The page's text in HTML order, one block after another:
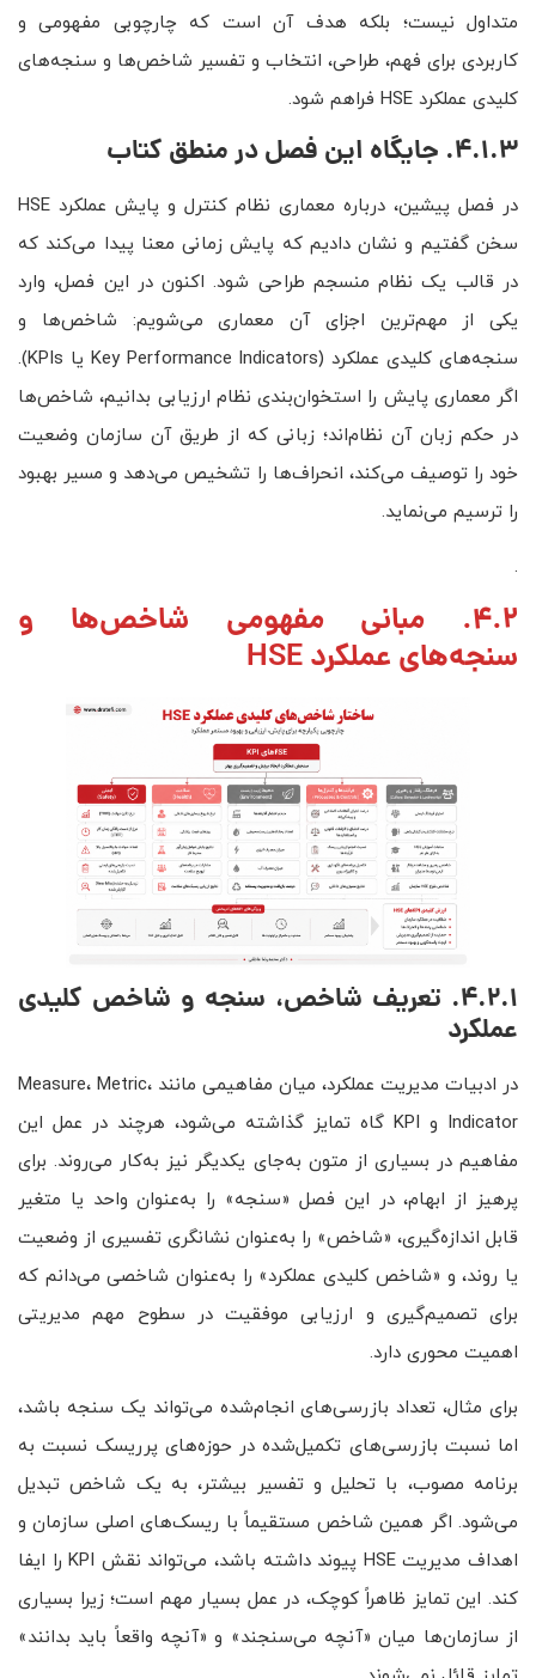
متداول نیست؛ بلکه هدف آن است که چارچوبی مفهومی و
کاربردی برای فهم، طراحی، انتخاب و تفسیر شاخص‌ها و سنجه‌های
کلیدی عملکرد HSE فراهم شود.
4.1.3. جایگاه این فصل در منطق کتاب
در فصل پیشین، درباره معماری نظام کنترل و پایش عملکرد HSE
سخن گفتیم و نشان دادیم که پایش زمانی معنا پیدا می‌کند که
در قالب یک نظام منسجم طراحی شود. اکنون در این فصل، وارد
یکی از مهم‌ترین اجزای آن معماری می‌شویم: شاخص‌ها و
سنجه‌های کلیدی عملکرد (Key Performance Indicators یا KPIs).
اگر معماری پایش را استخوان‌بندی نظام ارزیابی بدانیم، شاخص‌ها
در حکم زبان آن نظام‌اند؛ زبانی که از طریق آن سازمان وضعیت
خود را توصیف می‌کند، انحراف‌ها را تشخیص می‌دهد و مسیر بهبود
را ترسیم می‌نماید.
.
4.2. مبانی مفهومی شاخص‌ها و
سنجه‌های عملکرد HSE
4.2.1. تعریف شاخص، سنجه و شاخص کلیدی
عملکرد
در ادبیات مدیریت عملکرد، میان مفاهیمی مانند Measure، Metric،
Indicator و KPI گاه تمایز گذاشته می‌شود، هرچند در عمل این
مفاهیم در بسیاری از متون به‌جای یکدیگر نیز به‌کار می‌روند. برای
پرهیز از ابهام، در این فصل «سنجه» را به‌عنوان واحد یا متغیر
قابل اندازه‌گیری، «شاخص» را به‌عنوان نشانگری تفسیری از وضعیت
یا روند، و «شاخص کلیدی عملکرد» را به‌عنوان شاخصی می‌دانم که
برای تصمیم‌گیری و ارزیابی موفقیت در سطوح مهم مدیریتی
اهمیت محوری دارد.
برای مثال، تعداد بازرسی‌های انجام‌شده می‌تواند یک سنجه باشد،
اما نسبت بازرسی‌های تکمیل‌شده در حوزه‌های پرریسک نسبت به
برنامه مصوب، با تحلیل و تفسیر بیشتر، به یک شاخص تبدیل
می‌شود. اگر همین شاخص مستقیماً با ریسک‌های اصلی سازمان و
اهداف مدیریت HSE پیوند داشته باشد، می‌تواند نقش KPI را ایفا
کند. این تمایز ظاهراً کوچک، در عمل بسیار مهم است؛ زیرا بسیاری
از سازمان‌ها میان «آنچه می‌سنجند» و «آنچه واقعاً باید بدانند»